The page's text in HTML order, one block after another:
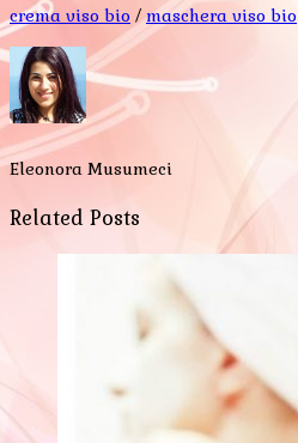
crema viso bio /maschera viso bio
Eleonora Musumeci
Related Posts